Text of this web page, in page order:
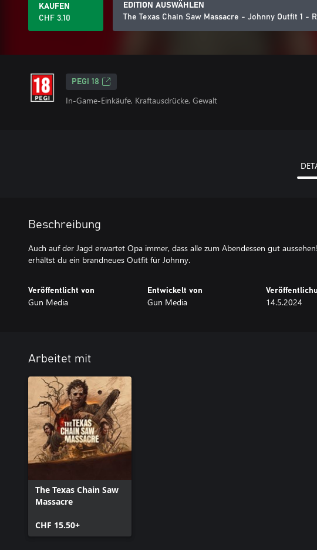
KAUFEN
CHF 3.10
EDITION AUSWÄHLEN
The Texas Chain Saw Massacre - Johnny Outfit 1 -
PEGI 18
In-Game-Einkäufe, Kraftausdrücke, Gewalt
Beschreibung
Auch auf der Jagd erwartet Opa immer, dass alle zum Abendessen gut
erhältst du ein brandneues Outfit für Johnny.
Veröffentlicht von
Gun Media
Entwickelt von
Gun Media 14.5.2024
Arbeitet mit
The Texas Chain Saw
Massacre
CHF 15.50+